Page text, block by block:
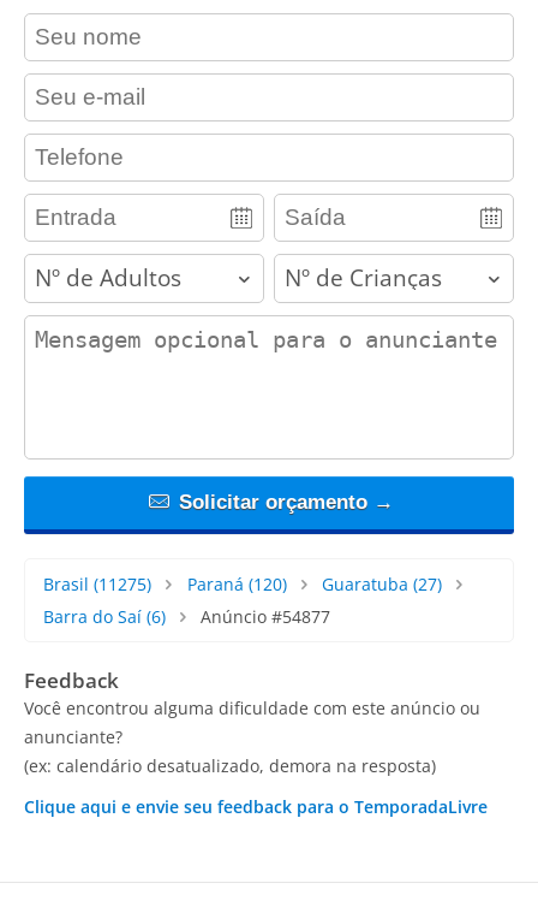
contact_name
contact_email
contact_phone
adults children
contact_message
Solicitar orçamento →
Brasil (11275) Paraná (120) Guaratuba (27)
Barra do Saí (6) Anúncio #54877
Feedback
Você encontrou alguma dificuldade com este anúncio ou
anunciante?
(ex: calendário desatualizado, demora na resposta)
Clique aqui e envie seu feedback para o TemporadaLivre